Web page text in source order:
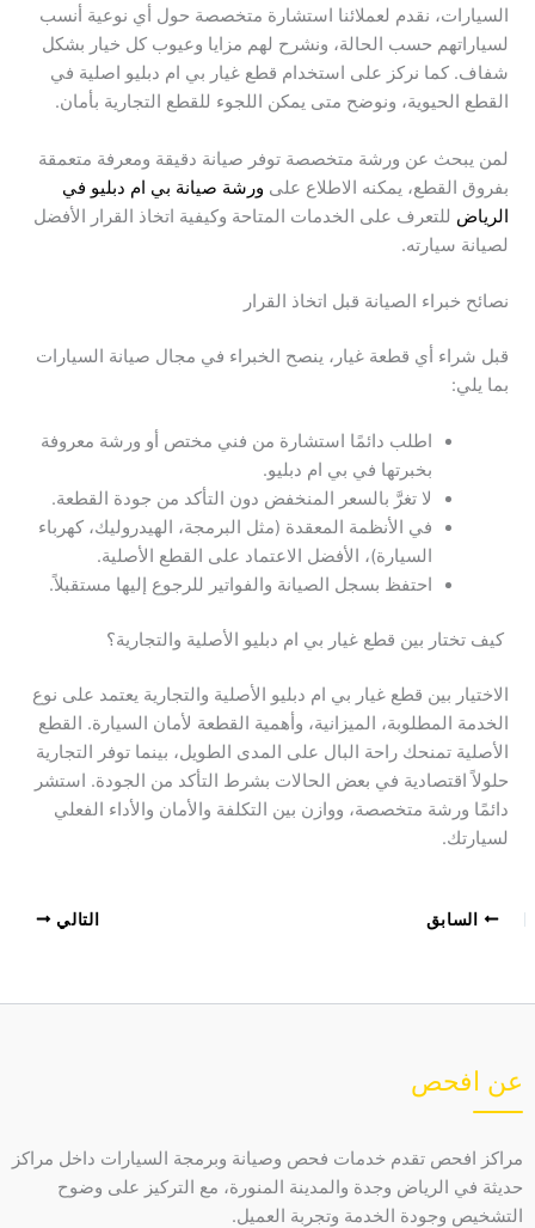
السيارات، نقدم لعملائنا استشارة متخصصة حول أي نوعية أنسب
لسياراتهم حسب الحالة، ونشرح لهم مزايا وعيوب كل خيار بشكل
شفاف. كما نركز على استخدام قطع غيار بي ام دبليو اصلية في
القطع الحيوية، ونوضح متى يمكن اللجوء للقطع التجارية بأمان.
لمن يبحث عن ورشة متخصصة توفر صيانة دقيقة ومعرفة متعمقة
بفروق القطع، يمكنه الاطلاع على ورشة صيانة بي ام دبليو في
الرياض للتعرف على الخدمات المتاحة وكيفية اتخاذ القرار الأفضل
لصيانة سيارته.
نصائح خبراء الصيانة قبل اتخاذ القرار
قبل شراء أي قطعة غيار، ينصح الخبراء في مجال صيانة السيارات
بما يلي:
اطلب دائمًا استشارة من فني مختص أو ورشة معروفة
بخبرتها في بي ام دبليو.
لا تغرَّ بالسعر المنخفض دون التأكد من جودة القطعة.
في الأنظمة المعقدة (مثل البرمجة، الهيدروليك، كهرباء
السيارة)، الأفضل الاعتماد على القطع الأصلية.
احتفظ بسجل الصيانة والفواتير للرجوع إليها مستقبلاً.
كيف تختار بين قطع غيار بي ام دبليو الأصلية والتجارية؟
الاختيار بين قطع غيار بي ام دبليو الأصلية والتجارية يعتمد على نوع
الخدمة المطلوبة، الميزانية، وأهمية القطعة لأمان السيارة. القطع
الأصلية تمنحك راحة البال على المدى الطويل، بينما توفر التجارية
حلولاً اقتصادية في بعض الحالات بشرط التأكد من الجودة. استشر
دائمًا ورشة متخصصة، ووازن بين التكلفة والأمان والأداء الفعلي
لسيارتك.
السابق التالي
عن افحص
مراكز افحص تقدم خدمات فحص وصيانة وبرمجة السيارات داخل مراكز
حديثة في الرياض وجدة والمدينة المنورة، مع التركيز على وضوح
التشخيص وجودة الخدمة وتجربة العميل.